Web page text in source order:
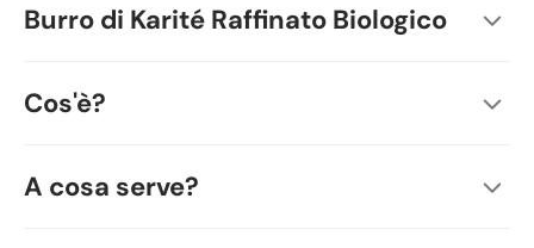
Burro di Karité Raffinato Biologico
Cos'è?
A cosa serve?